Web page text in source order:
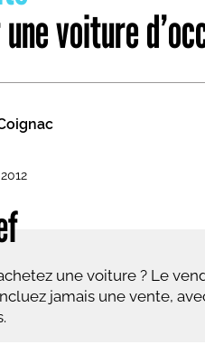
Les métiers par ordre
voiture
une voiture ? Le
jamais une vente,